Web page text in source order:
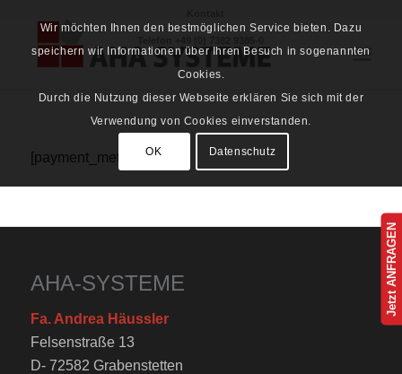
[payment_methods_info]
AHA-SYSTEME
Fa. Andrea Häussler
Felsenstraße 13
D- 72582 Grabenstetten
Wir möchten Ihnen den bestmöglichen Service bieten. Dazu
speichern wir Informationen über Ihren Besuch in sogenannten
Cookies.
Durch die Nutzung dieser Webseite erklären Sie sich mit der
Verwendung von Cookies einverstanden.
OK Datenschutz
Jetzt ANFRAGEN